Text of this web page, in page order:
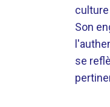
Son
se